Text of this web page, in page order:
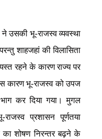
ने उसकी भू-राजस्व व्यवस्था
शाहजहां की विलासिता
रहने के कारण राज्य पर
कारण भू-राजस्व को उपज
कर दिया गया। मुगल
प्रशासन पूर्णतया
का शोषण निरन्तर बढ़ने के